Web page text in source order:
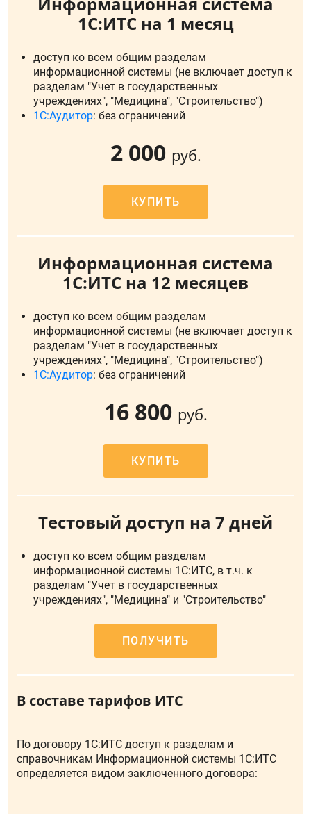
1С:ИТС на 1 месяц
доступ ко всем общим разделам
информационной системы (не включает доступ к
разделам "Учет в государственных
учреждениях", "Медицина", "Строительство")
1С:Аудитор: без ограничений
2 000 руб.
КУПИТЬ
Информационная система
1С:ИТС на 12 месяцев
доступ ко всем общим разделам
информационной системы (не включает доступ к
разделам "Учет в государственных
учреждениях", "Медицина", "Строительство")
1С:Аудитор: без ограничений
16 800 руб.
КУПИТЬ
Тестовый доступ на 7 дней
доступ ко всем общим разделам
информационной системы 1С:ИТС, в т.ч. к
разделам "Учет в государственных
учреждениях", "Медицина" и "Строительство"
ПОЛУЧИТЬ
В составе тарифов ИТС
По договору 1С:ИТС доступ к разделам и
справочникам Информационной системы 1С:ИТС
определяется видом заключенного договора: